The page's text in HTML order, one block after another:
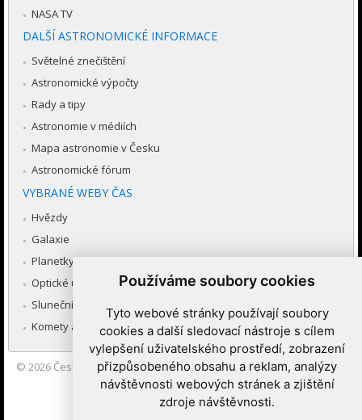
Používáme soubory cookies
Tyto webové stránky používají soubory
cookies a další sledovací nástroje s cílem
vylepšení uživatelského prostředí, zobrazení
přizpůsobeného obsahu a reklam, analýzy
návštěvnosti webových stránek a zjištění
zdroje návštěvnosti.
NASA TV
DALŠÍ ASTRONOMICKÉ INFORMACE
Světelné znečištění
Astronomické výpočty
Rady a tipy
Astronomie v médiích
Mapa astronomie v Česku
Astronomické fórum
VYBRANÉ WEBY ČAS
Hvězdy
Galaxie
Planetky
Optické úkazy v atmosféře
Sluneční soustava
Komety a meteory
© 2026 Česká astronomická společnost|Hvězdárna a planetárium
Brno spolupracuje se serverem Astro.cz